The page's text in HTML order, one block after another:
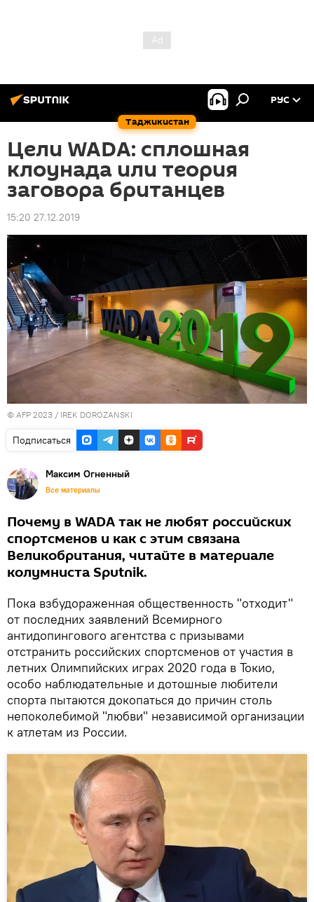
Таджикистан
РУС
Цели WADA: сплошная
клоунада или теория
заговора британцев
15:20 27.12.2019
© AFP 2023 / IREK DOROZANSKI
Подписаться
Максим Огненный
Все материалы
Почему в WADA так не любят российских
спортсменов и как с этим связана
Великобритания, читайте в материале
колумниста Sputnik.
Пока взбудораженная общественность "отходит"
от последних заявлений Всемирного
антидопингового агентства с призывами
отстранить российских спортсменов от участия в
летних Олимпийских играх 2020 года в Токио,
особо наблюдательные и дотошные любители
спорта пытаются докопаться до причин столь
непоколебимой "любви" независимой организации
к атлетам из России.